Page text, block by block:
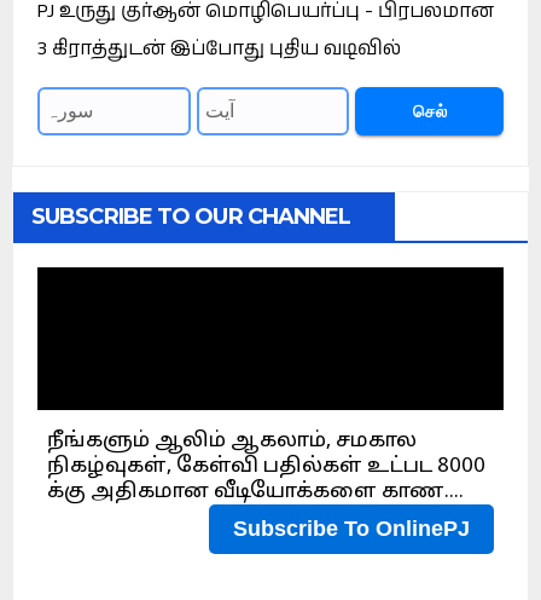
PJ உருது குர்ஆன் மொழிபெயர்ப்பு - பிரபலமான
3 கிராத்துடன் இப்போது புதிய வடிவில்
செல்
SUBSCRIBE TO OUR CHANNEL